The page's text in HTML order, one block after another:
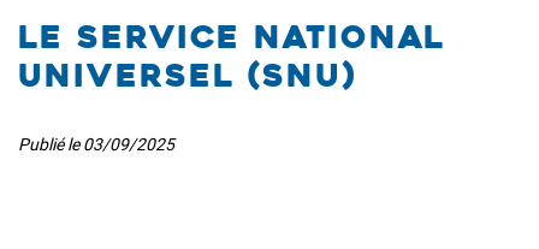
Le Service national
universel (SNU)
Publié le03/09/2025